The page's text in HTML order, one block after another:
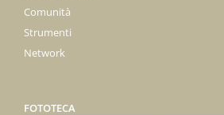
Comunità
Strumenti
Network
FOTOTECA